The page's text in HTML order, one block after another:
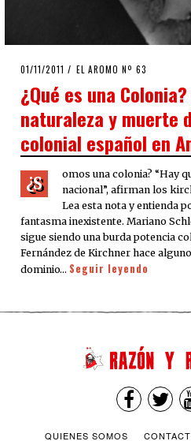
POSTED
01/11/2011 24/09/2020
EL AROMO Nº 63
¿Qué es una
naturaleza y muerte
colonial español en
¿S
omos una colonia? “Hay
nacional”, afirman los
Lea esta nota y entienda
fantasma inexistente. Mariano
sigue siendo una burda potencia
Fernández de Kirchner hace
dominio… Seguir leyendo
QUIENES SOMOS